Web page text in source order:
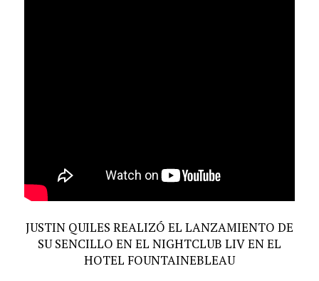
JUSTIN QUILES REALIZÓ EL LANZAMIENTO DE
SU SENCILLO EN EL NIGHTCLUB LIV EN EL
HOTEL FOUNTAINEBLEAU